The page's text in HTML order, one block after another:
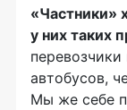
«Частники»
у них таких
автобусов,
Мы же себе